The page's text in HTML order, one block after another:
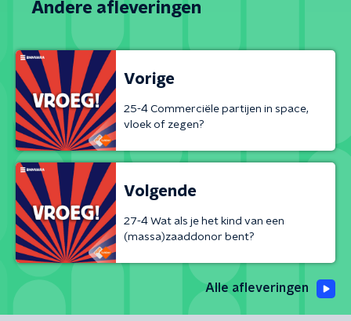
Andere afleveringen
Vorige
25-4 Commerciële partijen in space,
vloek of zegen?
Volgende
27-4 Wat als je het kind van een
(massa)zaaddonor bent?
Alle afleveringen